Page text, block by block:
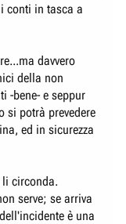
conti in tasca a
davvero
della non
-bene- e seppur
si potrà prevedere
ed in sicurezza
circonda.
serve; se arriva
è una